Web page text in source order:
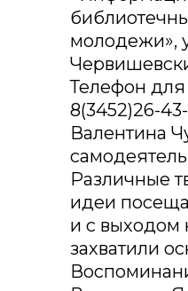
молодежи»,
Телефон для
8(3452)26-
Валентина
Различные
идеи
и с выходом
захватили